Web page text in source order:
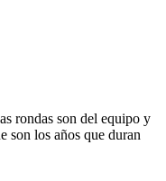
rondas son del equipo y
son los años que duran